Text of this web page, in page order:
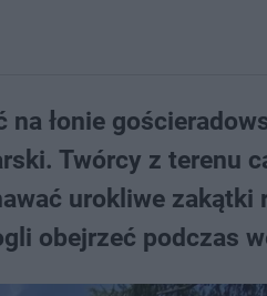
łonie
Twórcy z terenu
urokliwe zakątki
obejrzeć podczas